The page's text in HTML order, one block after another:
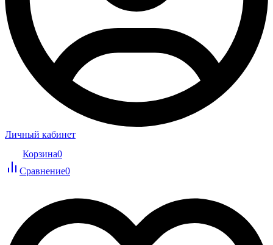
Личный кабинет
Корзина0
Сравнение0